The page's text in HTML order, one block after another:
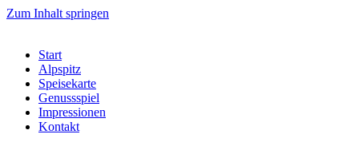
Zum Inhalt springen
Start
Alpspitz
Speisekarte
Genussspiel
Impressionen
Kontakt